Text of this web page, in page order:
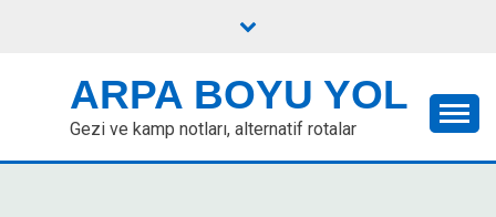
ARPA BOYU YOL
Gezi ve kamp notları, alternatif rotalar